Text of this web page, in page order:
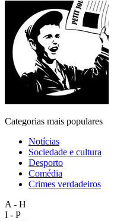
Categorias mais populares
Notícias
Sociedade e cultura
Desporto
Comédia
Crimes verdadeiros
A - H
I - P